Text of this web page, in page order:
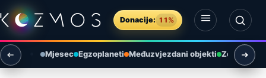
Preskoči na sadržaj
Donacije: 11%
Otvori izbornik
Otvori pretragu
Mjesec Egzoplaneti Međuzvjezdani objekti Zemlja i